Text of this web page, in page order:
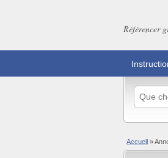
Référencer
Accueil »